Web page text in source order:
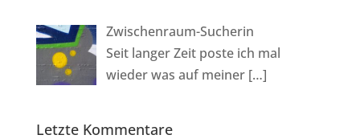
Zwischenraum-Sucherin
Seit langer Zeit poste ich mal
wieder was auf meiner […]
Letzte Kommentare